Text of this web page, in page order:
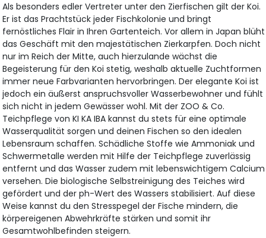
Als besonders edler Vertreter unter den Zierfischen gilt der Koi.
Er ist das Prachtstück jeder Fischkolonie und bringt
fernöstliches Flair in Ihren Gartenteich. Vor allem in Japan blüht
das Geschäft mit den majestätischen Zierkarpfen. Doch nicht
nur im Reich der Mitte, auch hierzulande wächst die
Begeisterung für den Koi stetig, weshalb aktuelle Zuchtformen
immer neue Farbvarianten hervorbringen. Der elegante Koi ist
jedoch ein äußerst anspruchsvoller Wasserbewohner und fühlt
sich nicht in jedem Gewässer wohl. Mit der ZOO & Co.
Teichpflege von KI KA IBA kannst du stets für eine optimale
Wasserqualität sorgen und deinen Fischen so den idealen
Lebensraum schaffen. Schädliche Stoffe wie Ammoniak und
Schwermetalle werden mit Hilfe der Teichpflege zuverlässig
entfernt und das Wasser zudem mit lebenswichtigem Calcium
versehen. Die biologische Selbstreinigung des Teiches wird
gefördert und der ph-Wert des Wassers stabilisiert. Auf diese
Weise kannst du den Stresspegel der Fische mindern, die
körpereigenen Abwehrkräfte stärken und somit ihr
Gesamtwohlbefinden steigern.